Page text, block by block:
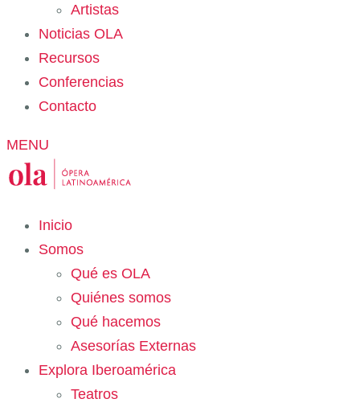
Artistas
Noticias OLA
Recursos
Conferencias
Contacto
MENU
Inicio
Somos
Qué es OLA
Quiénes somos
Qué hacemos
Asesorías Externas
Explora Iberoamérica
Teatros